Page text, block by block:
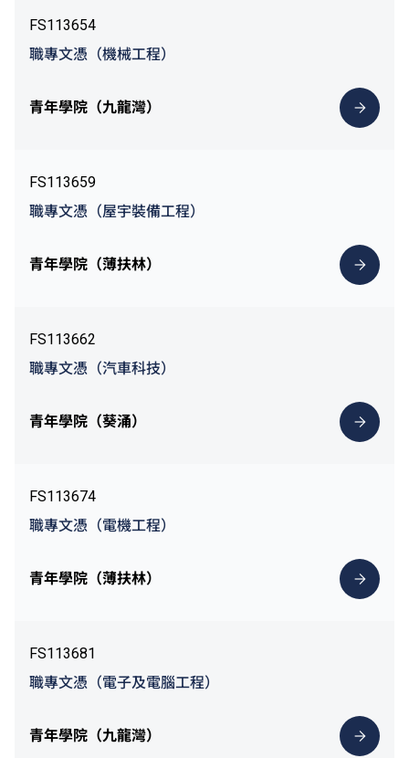
FS113654
職專文憑（機械工程）
青年學院（九龍灣）
FS113659
職專文憑（屋宇裝備工程）
青年學院（薄扶林）
FS113662
職專文憑（汽車科技）
青年學院（葵涌）
FS113674
職專文憑（電機工程）
青年學院（薄扶林）
FS113681
職專文憑（電子及電腦工程）
青年學院（九龍灣）